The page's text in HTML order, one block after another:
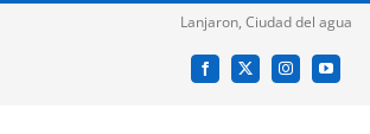
Lanjaron, Ciudad del agua
Facebook
X InstagramYouTube